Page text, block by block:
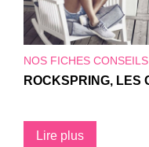
NOS FICHES CONSEILS
Lire plus